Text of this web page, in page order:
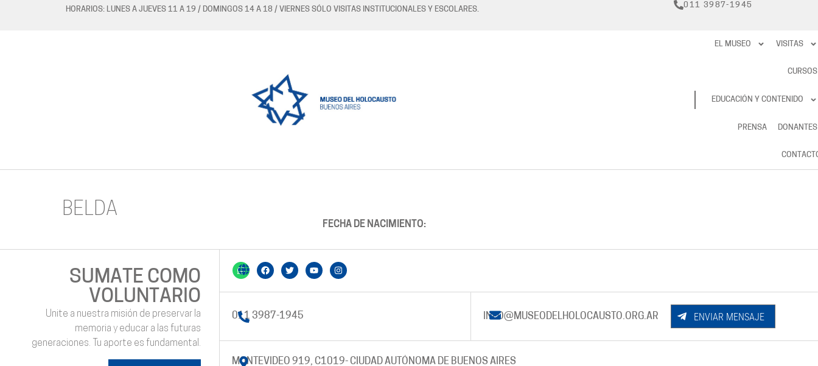
HORARIOS: LUNES A JUEVES 11 A 19 / DOMINGOS 14 A 18 / VIERNES SÓLO VISITAS INSTITUCIONALES Y ESCOLARES.
011 3987-1945
RESERVAS
EL MUSEO VISITAS
CURSOS
EDUCACIÓN Y CONTENIDO
PRENSA DONANTES
BELDA
FECHA DE NACIMIENTO:
SUMATE COMO
VOLUNTARIO
Unite a nuestra misión de preservar la
memoria y educar a las futuras
generaciones. Tu aporte es fundamental.
011 3987-1945 INFO@MUSEODELHOLOCAUSTO.ORG.AR ENVIAR MENSAJE
MONTEVIDEO 919, C1019- CIUDAD AUTÓNOMA DE BUENOS AIRES